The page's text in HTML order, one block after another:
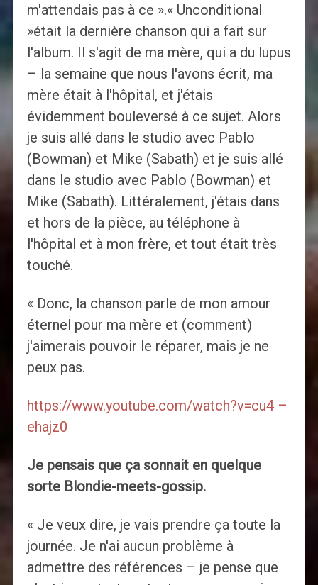
m'attendais pas à ce ».« Unconditional
»était la dernière chanson qui a fait sur
l'album. Il s'agit de ma mère, qui a du lupus
– la semaine que nous l'avons écrit, ma
mère était à l'hôpital, et j'étais
évidemment bouleversé à ce sujet. Alors
je suis allé dans le studio avec Pablo
(Bowman) et Mike (Sabath) et je suis allé
dans le studio avec Pablo (Bowman) et
Mike (Sabath). Littéralement, j'étais dans
et hors de la pièce, au téléphone à
l'hôpital et à mon frère, et tout était très
touché.
« Donc, la chanson parle de mon amour
éternel pour ma mère et (comment)
j'aimerais pouvoir le réparer, mais je ne
peux pas.
https://www.youtube.com/watch?v=cu4 –
ehajz0
Je pensais que ça sonnait en quelque
sorte Blondie-meets-gossip.
« Je veux dire, je vais prendre ça toute la
journée. Je n'ai aucun problème à
admettre des références – je pense que